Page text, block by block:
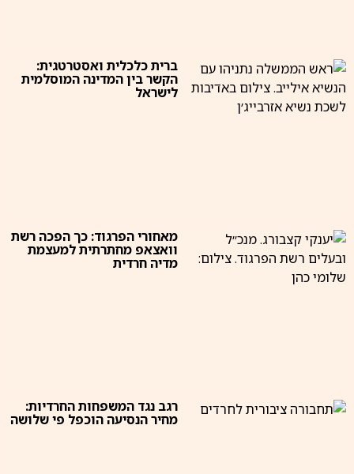
ברית כלכלית ואסטרטגית:
הקשר בין המדינה המוסלמית
לישראל
מאחורי הפרגוד: כך הפכה רשת
וואצאפ מחתרתית למעצמת
מדיה חרדית
רגב נגד המשפחות החרדיות:
מחיר הנסיעה הוכפל פי שלושה